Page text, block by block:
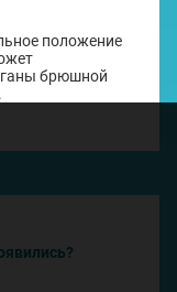
положение
брюшной